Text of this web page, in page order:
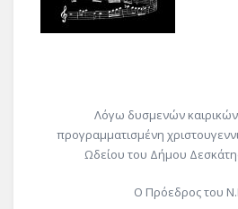
Λόγω δυσμενών
προγραμματισμένη
Ωδείου του Δήμου
Ο Πρόεδρος του